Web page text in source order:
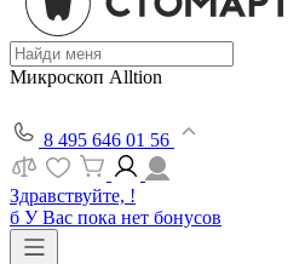
Микроскоп Alltion
8 495 646 01 56
Здравствуйте, !
б У Вас пока нет бонусов